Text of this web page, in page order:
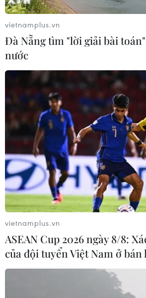
Những "cột mốc" khẳng
biển đảo của Tổ quốc
02/09/2014 02:14
Chủ tịch Nghiệp đoàn nghề cá xã
khẳng định: những con tàu của ngư
quốc là "cột mốc" khẳng định chủ
Nam.
vietnamplus.vn
Đà Nẵng tìm "lời giải bài
nước
vietnamplus.vn
ASEAN Cup 2026 ngày 8/8:
của đội tuyển Việt Nam ở bán